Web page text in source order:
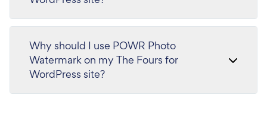
Why should I use POWR Photo
Watermark on my The Fours for
WordPress site?